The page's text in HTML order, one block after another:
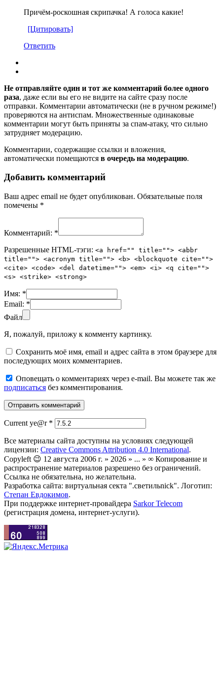
Причём-роскошная скрипачка! А голоса какие!
[Цитировать]
Ответить
Не отправляйте один и тот же комментарий более одного
раза, даже если вы его не видите на сайте сразу после
отправки. Комментарии автоматически (не в ручном режиме!)
проверяются на антиспам. Множественные одинаковые
комментарии могут быть приняты за спам-атаку, что сильно
затрудняет модерацию.
Комментарии, содержащие ссылки и вложения,
автоматически помещаются в очередь на модерацию.
Добавить комментарий
Ваш адрес email не будет опубликован. Обязательные поля
помечены *
Комментарий: *
Разрешенные HTML-тэги: <a href="" title=""> <abbr
title=""> <acronym title=""> <b> <blockquote cite="">
<cite> <code> <del datetime=""> <em> <i> <q cite="">
<s> <strike> <strong>
Имя: *
Email: *
Файл
Я, пожалуй, приложу к комменту картинку.
Сохранить моё имя, email и адрес сайта в этом браузере для
последующих моих комментариев.
Оповещать о комментариях через e-mail. Вы можете так же
подписаться без комментирования.
Current ye@r *
Все материалы сайта доступны на условиях следующей
лицензии: Creative Commons Attribution 4.0 International.
Copyleft 😉 12 августа 2006 г. » 2026 » ... » ∞ Копирование и
распространение материалов разрешено без ограничений.
Ссылка не обязательна, но желательна.
Разработка сайта: виртуальная секта ".светильnick". Логотип:
Степан Евдокимов.
При поддержке интернет-провайдера Sarkor Telecom
(регистрация домена, интернет-услуги).